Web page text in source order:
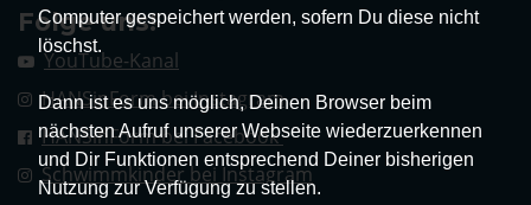
Computer gespeichert werden, sofern Du diese nicht
löschst.
Dann ist es uns möglich, Deinen Browser beim
nächsten Aufruf unserer Webseite wiederzuerkennen
und Dir Funktionen entsprechend Deiner bisherigen
Nutzung zur Verfügung zu stellen.
Folge uns!
YouTube-Kanal
HANSinForm bei Instagram
HANSinForm bei Facebook
Schwimmkinder bei Instagram